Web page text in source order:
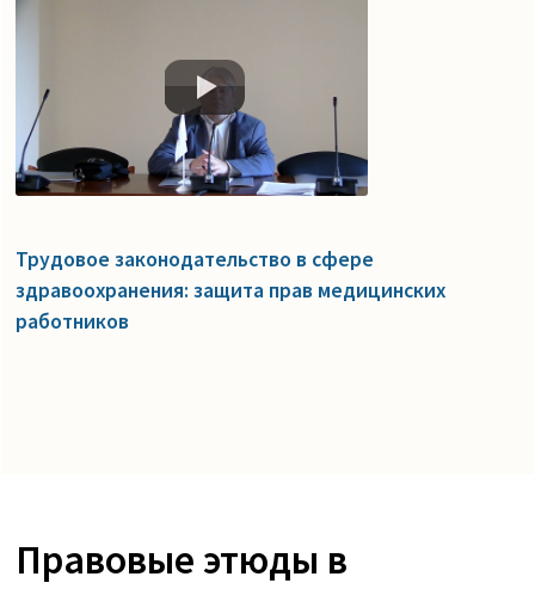
Трудовое законодательство в сфере
здравоохранения: защита прав медицинских
работников
Правовые этюды в